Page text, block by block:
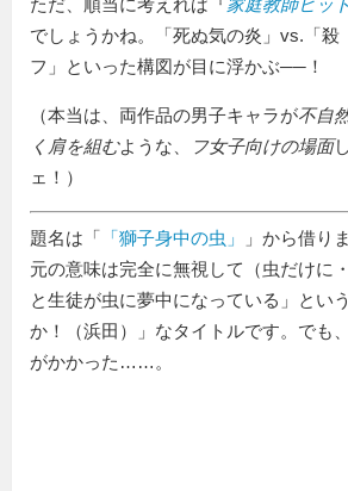
ただ、順当に考えれば『家庭教師ヒッ
でしょうかね。「死ぬ気の炎」vs.「殺
フ」といった構図が目に浮かぶ──！
（本当は、両作品の男子キャラが不自
く肩を組むような、 フ女子向けの場面
ェ！）
題名は「 獅子身中の虫
」から借り
元の意味は完全に無視して（虫だけに
と生徒が虫に夢中になっている」とい
か！（浜田）」なタイトルです。でも
がかかった……。